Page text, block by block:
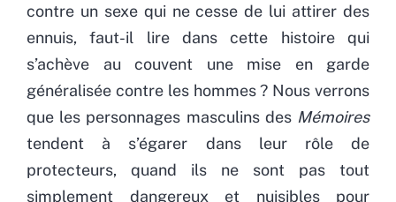
contre un sexe qui ne cesse de lui attirer des
ennuis, faut-il lire dans cette histoire qui
s’achève au couvent une mise en garde
généralisée contre les hommes ? Nous verrons
que les personnages masculins des Mémoires
tendent à s’égarer dans leur rôle de
protecteurs, quand ils ne sont pas tout
simplement dangereux et nuisibles pour